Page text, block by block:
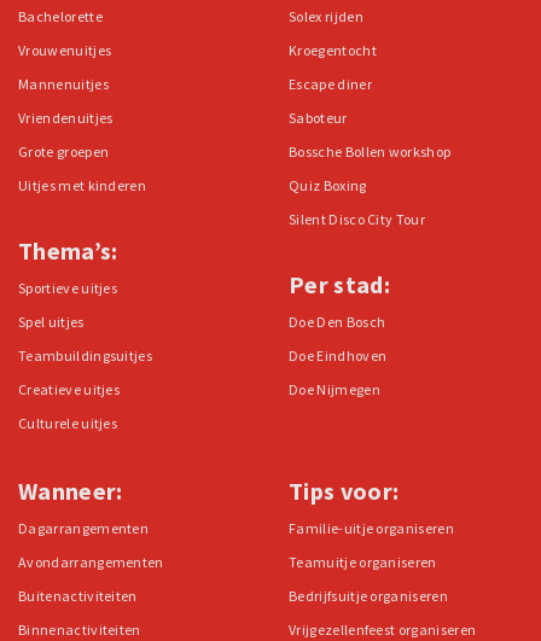
Bachelorette
Vrouwenuitjes
Mannenuitjes
Vriendenuitjes
Grote groepen
Uitjes met kinderen
Thema’s:
Sportieve uitjes
Spel uitjes
Teambuildingsuitjes
Creatieve uitjes
Culturele uitjes
Solex rijden
Kroegentocht
Escape diner
Saboteur
Bossche Bollen workshop
Quiz Boxing
Silent Disco City Tour
Per stad:
Doe Den Bosch
Doe Eindhoven
Doe Nijmegen
Wanneer:
Dagarrangementen
Avondarrangementen
Buitenactiviteiten
Binnenactiviteiten
Tips voor:
Familie-uitje organiseren
Teamuitje organiseren
Bedrijfsuitje organiseren
Vrijgezellenfeest organiseren